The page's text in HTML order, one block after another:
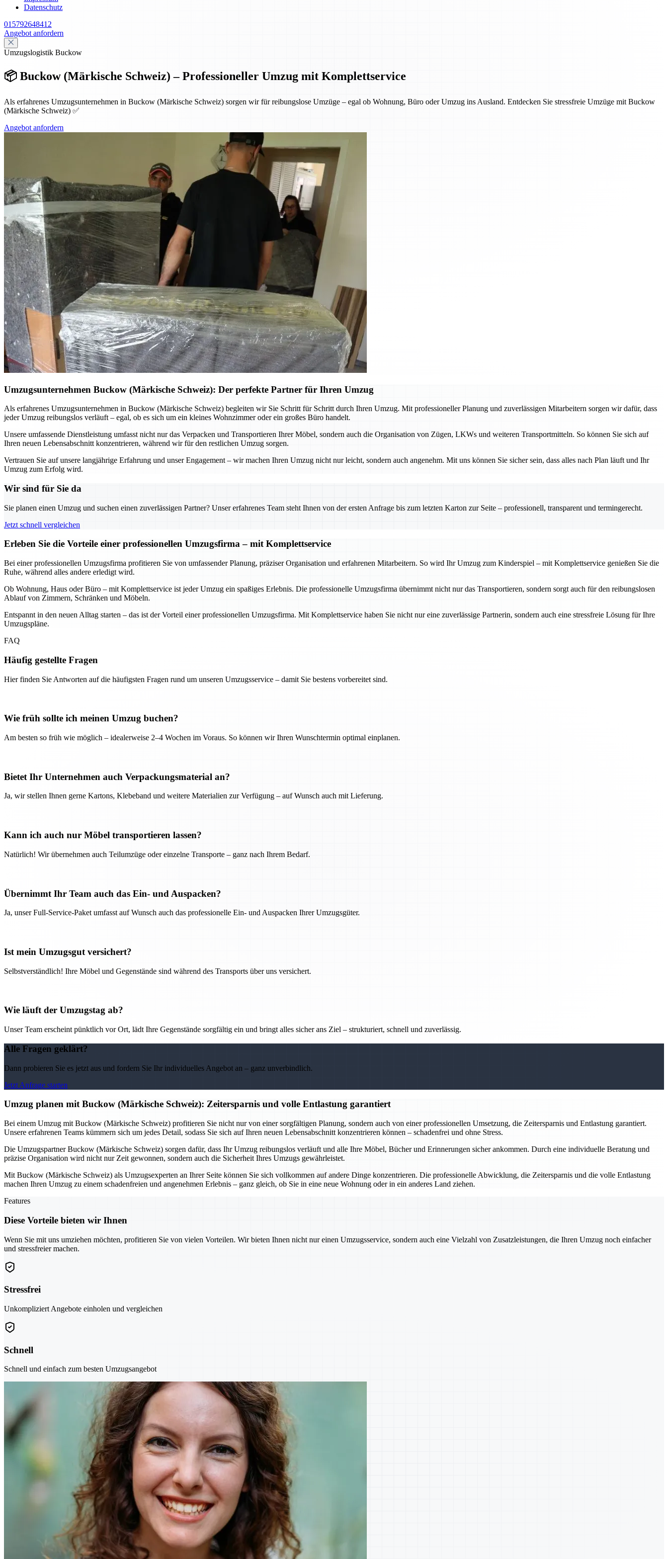
Datenschutz
015792648412
Angebot anfordern
Umzugslogistik Buckow
📦 Buckow (Märkische Schweiz) – Professioneller Umzug mit Komplettservice
Als erfahrenes Umzugsunternehmen in Buckow (Märkische Schweiz) sorgen wir für reibungslose Umzüge – egal ob Wohnung, Büro oder Umzug ins Ausland. Entdecken Sie stressfreie Umzüge mit Buckow
(Märkische Schweiz) ✅
Angebot anfordern
Umzugsunternehmen Buckow (Märkische Schweiz): Der perfekte Partner für Ihren Umzug
Als erfahrenes Umzugsunternehmen in Buckow (Märkische Schweiz) begleiten wir Sie Schritt für Schritt durch Ihren Umzug. Mit professioneller Planung und zuverlässigen Mitarbeitern sorgen wir dafür, dass
jeder Umzug reibungslos verläuft – egal, ob es sich um ein kleines Wohnzimmer oder ein großes Büro handelt.
Unsere umfassende Dienstleistung umfasst nicht nur das Verpacken und Transportieren Ihrer Möbel, sondern auch die Organisation von Zügen, LKWs und weiteren Transportmitteln. So können Sie sich auf
Ihren neuen Lebensabschnitt konzentrieren, während wir für den restlichen Umzug sorgen.
Vertrauen Sie auf unsere langjährige Erfahrung und unser Engagement – wir machen Ihren Umzug nicht nur leicht, sondern auch angenehm. Mit uns können Sie sicher sein, dass alles nach Plan läuft und Ihr
Umzug zum Erfolg wird.
Wir sind für Sie da
Sie planen einen Umzug und suchen einen zuverlässigen Partner? Unser erfahrenes Team steht Ihnen von der ersten Anfrage bis zum letzten Karton zur Seite – professionell, transparent und termingerecht.
Jetzt schnell vergleichen
Erleben Sie die Vorteile einer professionellen Umzugsfirma – mit Komplettservice
Bei einer professionellen Umzugsfirma profitieren Sie von umfassender Planung, präziser Organisation und erfahrenen Mitarbeitern. So wird Ihr Umzug zum Kinderspiel – mit Komplettservice genießen Sie die
Ruhe, während alles andere erledigt wird.
Ob Wohnung, Haus oder Büro – mit Komplettservice ist jeder Umzug ein spaßiges Erlebnis. Die professionelle Umzugsfirma übernimmt nicht nur das Transportieren, sondern sorgt auch für den reibungslosen
Ablauf von Zimmern, Schränken und Möbeln.
Entspannt in den neuen Alltag starten – das ist der Vorteil einer professionellen Umzugsfirma. Mit Komplettservice haben Sie nicht nur eine zuverlässige Partnerin, sondern auch eine stressfreie Lösung für Ihre
Umzugspläne.
FAQ
Häufig gestellte Fragen
Hier finden Sie Antworten auf die häufigsten Fragen rund um unseren Umzugsservice – damit Sie bestens vorbereitet sind.
Wie früh sollte ich meinen Umzug buchen?
Am besten so früh wie möglich – idealerweise 2–4 Wochen im Voraus. So können wir Ihren Wunschtermin optimal einplanen.
Bietet Ihr Unternehmen auch Verpackungsmaterial an?
Ja, wir stellen Ihnen gerne Kartons, Klebeband und weitere Materialien zur Verfügung – auf Wunsch auch mit Lieferung.
Kann ich auch nur Möbel transportieren lassen?
Natürlich! Wir übernehmen auch Teilumzüge oder einzelne Transporte – ganz nach Ihrem Bedarf.
Übernimmt Ihr Team auch das Ein- und Auspacken?
Ja, unser Full-Service-Paket umfasst auf Wunsch auch das professionelle Ein- und Auspacken Ihrer Umzugsgüter.
Ist mein Umzugsgut versichert?
Selbstverständlich! Ihre Möbel und Gegenstände sind während des Transports über uns versichert.
Wie läuft der Umzugstag ab?
Unser Team erscheint pünktlich vor Ort, lädt Ihre Gegenstände sorgfältig ein und bringt alles sicher ans Ziel – strukturiert, schnell und zuverlässig.
Alle Fragen geklärt?
Dann probieren Sie es jetzt aus und fordern Sie Ihr individuelles Angebot an – ganz unverbindlich.
Jetzt Anfrage starten
Umzug planen mit Buckow (Märkische Schweiz): Zeitersparnis und volle Entlastung garantiert
Bei einem Umzug mit Buckow (Märkische Schweiz) profitieren Sie nicht nur von einer sorgfältigen Planung, sondern auch von einer professionellen Umsetzung, die Zeitersparnis und Entlastung garantiert.
Unsere erfahrenen Teams kümmern sich um jedes Detail, sodass Sie sich auf Ihren neuen Lebensabschnitt konzentrieren können – schadenfrei und ohne Stress.
Die Umzugspartner Buckow (Märkische Schweiz) sorgen dafür, dass Ihr Umzug reibungslos verläuft und alle Ihre Möbel, Bücher und Erinnerungen sicher ankommen. Durch eine individuelle Beratung und
präzise Organisation wird nicht nur Zeit gewonnen, sondern auch die Sicherheit Ihres Umzugs gewährleistet.
Mit Buckow (Märkische Schweiz) als Umzugsexperten an Ihrer Seite können Sie sich vollkommen auf andere Dinge konzentrieren. Die professionelle Abwicklung, die Zeitersparnis und die volle Entlastung
machen Ihren Umzug zu einem schadenfreien und angenehmen Erlebnis – ganz gleich, ob Sie in eine neue Wohnung oder in ein anderes Land ziehen.
Features
Diese Vorteile bieten wir Ihnen
Wenn Sie mit uns umziehen möchten, profitieren Sie von vielen Vorteilen. Wir bieten Ihnen nicht nur einen Umzugsservice, sondern auch eine Vielzahl von Zusatzleistungen, die Ihren Umzug noch einfacher
und stressfreier machen.
Stressfrei
Unkompliziert Angebote einholen und vergleichen
Schnell
Schnell und einfach zum besten Umzugsangebot